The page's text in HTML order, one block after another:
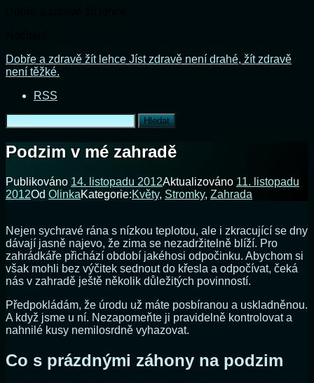
Přejít
k
webu
Dobře a zdravě žít lehce Jíst zdravě není drahé, žít zdravě
není těžké.
RSS
Vyhledávání
Podzim v mé zahradě
Publikováno 14. listopadu 2012Aktualizováno 11. listopadu
2012Od OlinkaKategorie:Květy, Stromky, Zahrada
Nejen sychravé rána s nízkou teplotou, ale i zkracující se dny
dávají jasně najevo, že zima se nezadržitelně blíží. Pro
zahrádkáře přichází období jakéhosi odpočinku. Abychom si
však mohli bez výčitek sednout do křesla a odpočívat, čeká
nás v zahradě ještě několik důležitých povinností.
Předpokládám, že úrodu už máte posbíranou a uskladněnou.
A když jsme u ní. Nezapomeňte ji pravidelně kontrolovat a
nahnilé kusy nemilosrdně vyhazovat.
Co s prázdnými záhony na podzim